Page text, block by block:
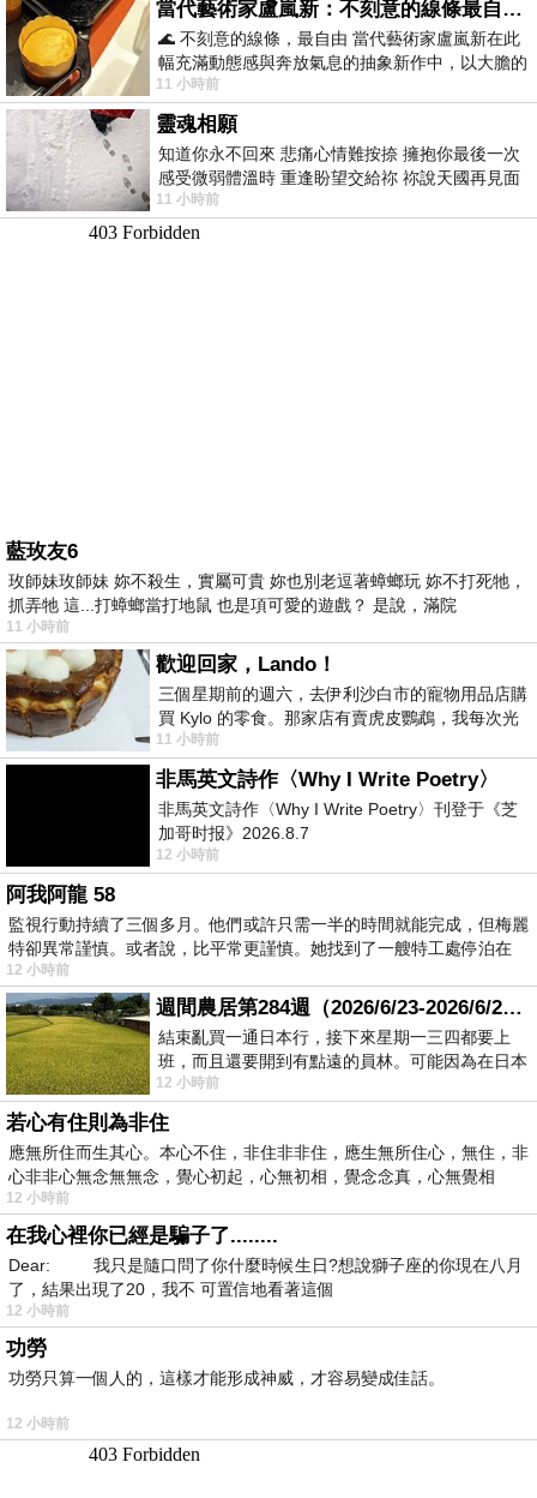
當代藝術家盧嵐新：不刻意的線條最自由，讓色彩流動、筆觸自己說話
🌊 不刻意的線條，最自由 當代藝術家盧嵐新在此
幅充滿動態感與奔放氣息的抽象新作中，以大膽的
藍色顏料在白色畫布上揮灑、壓印與流淌
11 小時前
靈魂相願
知道你永不回來 悲痛心情難按捺 擁抱你最後一次
感受微弱體溫時 重逢盼望交給祢 祢說天國再見面
此刻忍淚說別離 他日靈魂再
11 小時前
藍玫友6
玫師妹玫師妹 妳不殺生，實屬可貴 妳也別老逗著蟑螂玩 妳不打死牠，
抓弄牠 這...打蟑螂當打地鼠 也是項可愛的遊戲？ 是說，滿院
11 小時前
歡迎回家，Lando！
三個星期前的週六，去伊利沙白市的寵物用品店購
買 Kylo 的零食。那家店有賣虎皮鸚鵡，我每次光
顧都會去看一下。他們偶爾會引進 C
11 小時前
非馬英文詩作〈Why I Write Poetry〉
非馬英文詩作〈Why I Write Poetry〉刊登于《芝
加哥时报》2026.8.7
12 小時前
阿我阿龍 58
監視行動持續了三個多月。他們或許只需一半的時間就能完成，但梅麗
特卻異常謹慎。或者說，比平常更謹慎。她找到了一艘特工處停泊在
12 小時前
週間農居第284週（2026/6/23-2026/6/24) 夏至 金黃稻浪洋溢豐收喜悅
結束亂買一通日本行，接下來星期一三四都要上
班，而且還要開到有點遠的員林。可能因為在日本
花不少錢，星期一出門上班時，心裡沒有一
12 小時前
若心有住則為非住
應無所住而生其心。本心不住，非住非非住，應生無所住心，無住，非
心非非心無念無無念，覺心初起，心無初相，覺念念真，心無覺相
12 小時前
在我心裡你已經是騙子了........
Dear: 我只是隨口問了你什麼時候生日?想說獅子座的你現在八月
了，結果出現了20，我不 可置信地看著這個
12 小時前
功勞
功勞只算一個人的，這樣才能形成神威，才容易變成佳話。
12 小時前